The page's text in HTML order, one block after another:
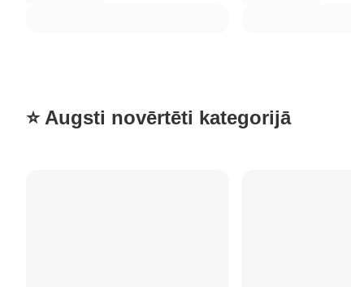
⭐ Augsti novērtēti kategorijā